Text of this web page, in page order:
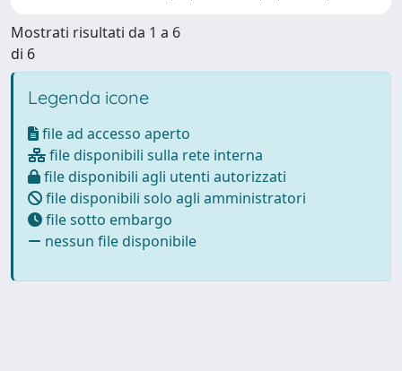
Mostrati risultati da 1 a 6
di 6
Legenda icone
file ad accesso aperto
file disponibili sulla rete interna
file disponibili agli utenti autorizzati
file disponibili solo agli amministratori
file sotto embargo
nessun file disponibile